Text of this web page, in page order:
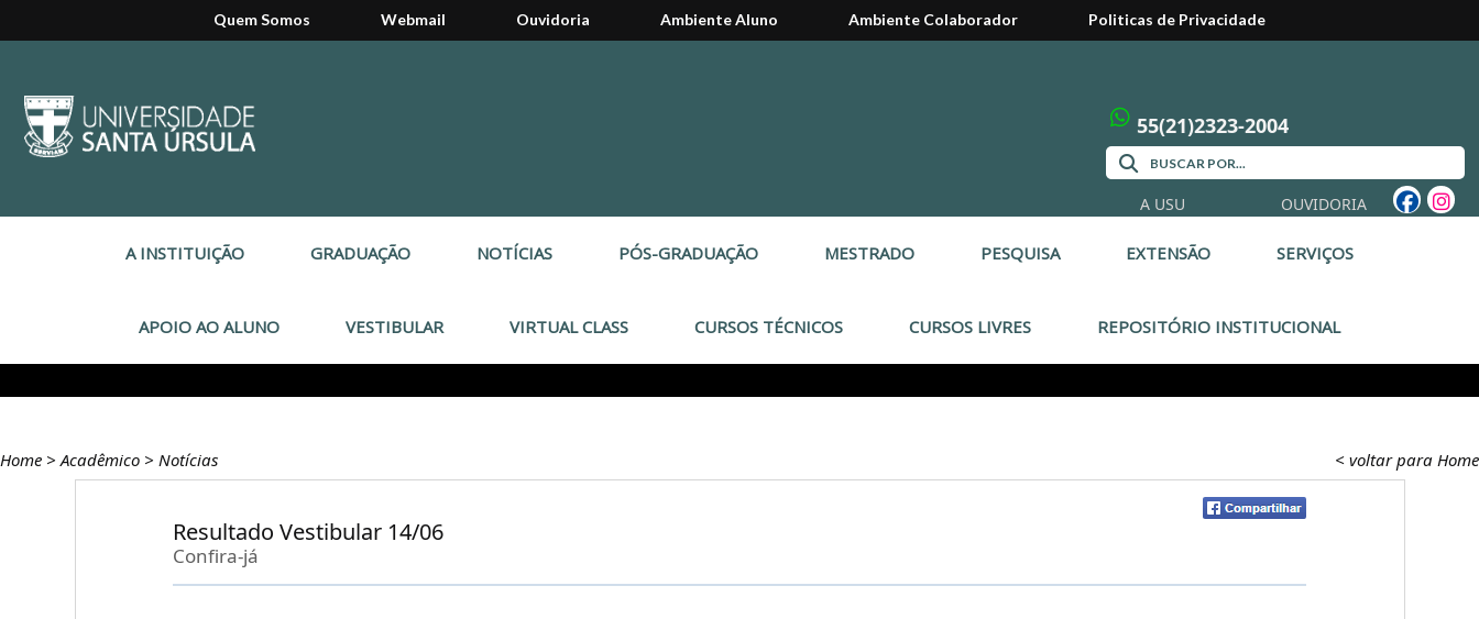
Quem Somos Webmail Ouvidoria Ambiente Aluno Ambiente Colaborador Politicas de Privacidade
55(21)2323-2004
A USU OUVIDORIA
A INSTITUIÇÃO GRADUAÇÃO NOTÍCIAS PÓS-GRADUAÇÃO MESTRADO PESQUISA EXTENSÃO SERVIÇOS
APOIO AO ALUNO VESTIBULAR VIRTUAL CLASS CURSOS TÉCNICOS CURSOS LIVRES REPOSITÓRIO INSTITUCIONAL
Home > Acadêmico > Notícias < voltar para Home
Resultado Vestibular 14/06
Confira-já